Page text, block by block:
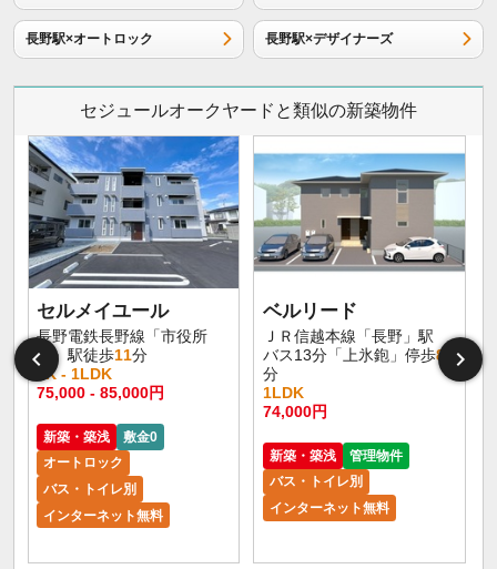
長野駅×オートロック 長野駅×デザイナーズ
セジュールオークヤードと類似の新築物件
セルメイユール
長野電鉄長野線「市役所
前」駅徒歩11分
1K - 1LDK
75,000 - 85,000円
新築・築浅
敷金0
オートロック
バス・トイレ別
インターネット無料
ベルリード
ＪＲ信越本線「長野」駅
バス13分「上氷鉋」停歩8
分
1LDK
74,000円
新築・築浅
管理物件
バス・トイレ別
インターネット無料